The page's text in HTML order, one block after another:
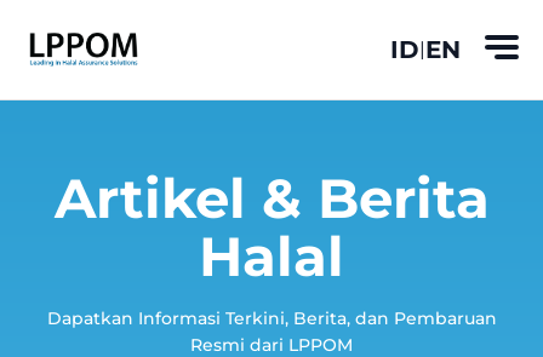
ID|EN
Artikel & Berita
Halal
Dapatkan Informasi Terkini, Berita, dan Pembaruan
Resmi dari LPPOM